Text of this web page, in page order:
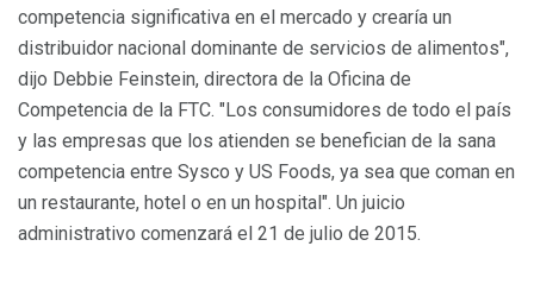
competencia significativa en el mercado y crearía un
distribuidor nacional dominante de servicios de alimentos",
dijo Debbie Feinstein, directora de la Oficina de
Competencia de la FTC. "Los consumidores de todo el país
y las empresas que los atienden se benefician de la sana
competencia entre Sysco y US Foods, ya sea que coman en
un restaurante, hotel o en un hospital". Un juicio
administrativo comenzará el 21 de julio de 2015.